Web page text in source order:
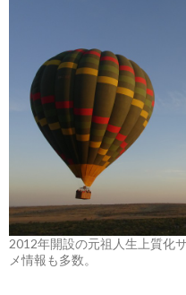
2012年開設の元祖人生上質化
メ情報も多数。